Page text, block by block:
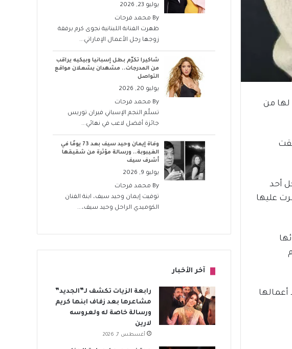
من
أحد
عليها
يوليو 23, 2026
By محمد فرحات
ظهرت الفنانة اللبنانية نجوى كرم برفقة
زوجها رجل الأعمال الإماراتي...
شاكيرا تكرّم بطل إسبانيا وبيكيه يراقب
من المدرجات.. مشهدان يشعلان مواقع
التواصل
يوليو 20, 2026
By محمد فرحات
تسلّم النجم الإسباني فيران توريس
جائزة أفضل لاعب في نهائي...
وفاة إيمان وحيد سيف بعد 73 يومًا في
الغيبوبة.. ورسالة مؤثرة من شقيقها
أشرف سيف
يوليو 9, 2026
By محمد فرحات
توفيت إيمان وحيد سيف، ابنة الفنان
الكوميدي الراحل وحيد سيف،...
آخر الأخبار
رابعة الزيات تكشف لـ”الجديد”
مشاعرها بعد زفاف ابنها كريم
ورسالة خاصة له ولعروسه
لارين
أغسطس 7, 2026